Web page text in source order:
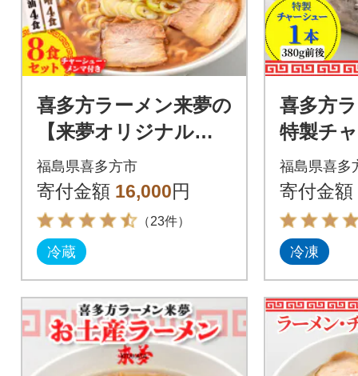
喜多方ラーメン来夢の
【来夢オリジナルギ
フト】(8食)
福島県喜多方市
寄付金額 16,000円
（23件）
冷蔵
喜多方
特製チ
本
福島県喜多
寄付金額
冷凍